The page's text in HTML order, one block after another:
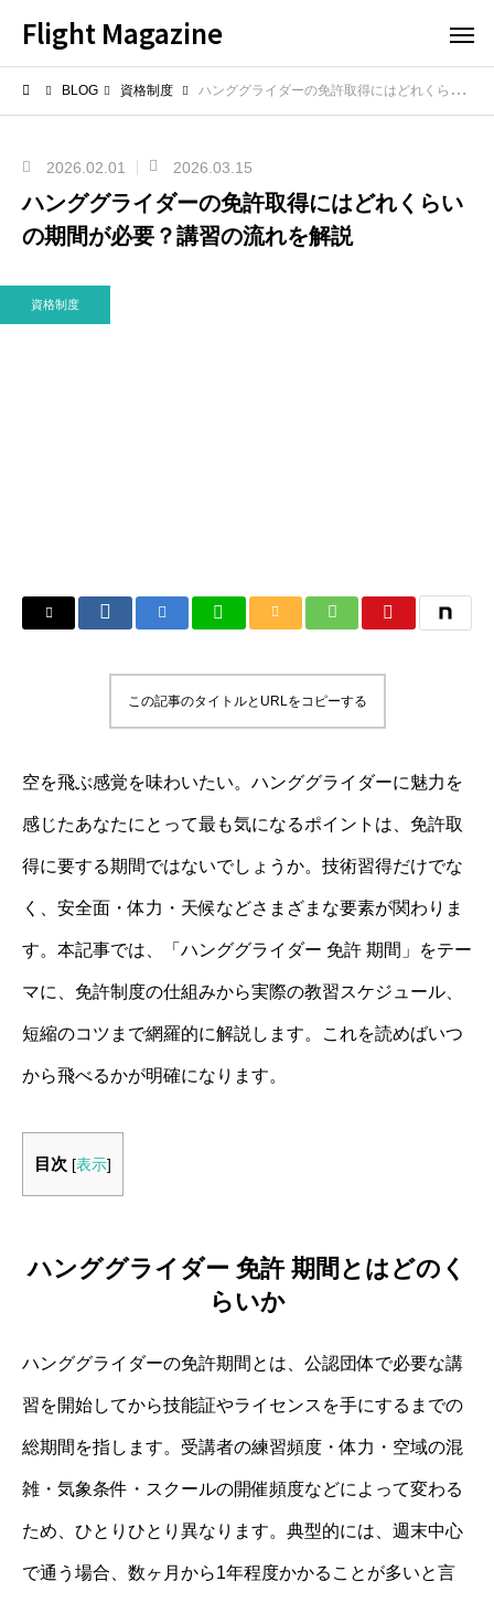
Flight Magazine
BLOG 資格制度 ハンググライダーの免許取得にはどれくらいの期間が必要？講習の流れを解説
2026.02.01 2026.03.15
ハンググライダーの免許取得にはどれくらい
の期間が必要？講習の流れを解説
資格制度
この記事のタイトルとURLをコピーする
空を飛ぶ感覚を味わいたい。ハンググライダーに魅力を
感じたあなたにとって最も気になるポイントは、免許取
得に要する期間ではないでしょうか。技術習得だけでな
く、安全面・体力・天候などさまざまな要素が関わりま
す。本記事では、「ハンググライダー 免許 期間」をテー
マに、免許制度の仕組みから実際の教習スケジュール、
短縮のコツまで網羅的に解説します。これを読めばいつ
から飛べるかが明確になります。
目次 [表示]
ハンググライダー 免許 期間とはどのく
らいか
ハンググライダーの免許期間とは、公認団体で必要な講
習を開始してから技能証やライセンスを手にするまでの
総期間を指します。受講者の練習頻度・体力・空域の混
雑・気象条件・スクールの開催頻度などによって変わる
ため、ひとりひとり異なります。典型的には、週末中心
で通う場合、数ヶ月から1年程度かかることが多いと言